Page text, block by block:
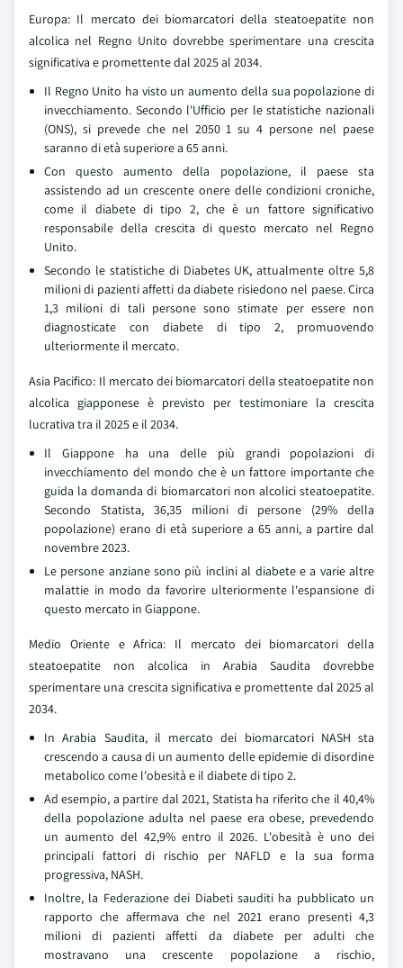
Europa: Il mercato dei biomarcatori della steatoepatite non
alcolica nel Regno Unito dovrebbe sperimentare una crescita
significativa e promettente dal 2025 al 2034.
Il Regno Unito ha visto un aumento della sua popolazione di
invecchiamento. Secondo l'Ufficio per le statistiche nazionali
(ONS), si prevede che nel 2050 1 su 4 persone nel paese
saranno di età superiore a 65 anni.
Con questo aumento della popolazione, il paese sta
assistendo ad un crescente onere delle condizioni croniche,
come il diabete di tipo 2, che è un fattore significativo
responsabile della crescita di questo mercato nel Regno
Unito.
Secondo le statistiche di Diabetes UK, attualmente oltre 5,8
milioni di pazienti affetti da diabete risiedono nel paese. Circa
1,3 milioni di tali persone sono stimate per essere non
diagnosticate con diabete di tipo 2, promuovendo
ulteriormente il mercato.
Asia Pacifico: Il mercato dei biomarcatori della steatoepatite non
alcolica giapponese è previsto per testimoniare la crescita
lucrativa tra il 2025 e il 2034.
Il Giappone ha una delle più grandi popolazioni di
invecchiamento del mondo che è un fattore importante che
guida la domanda di biomarcatori non alcolici steatoepatite.
Secondo Statista, 36,35 milioni di persone (29% della
popolazione) erano di età superiore a 65 anni, a partire dal
novembre 2023.
Le persone anziane sono più inclini al diabete e a varie altre
malattie in modo da favorire ulteriormente l'espansione di
questo mercato in Giappone.
Medio Oriente e Africa: Il mercato dei biomarcatori della
steatoepatite non alcolica in Arabia Saudita dovrebbe
sperimentare una crescita significativa e promettente dal 2025 al
2034.
In Arabia Saudita, il mercato dei biomarcatori NASH sta
crescendo a causa di un aumento delle epidemie di disordine
metabolico come l'obesità e il diabete di tipo 2.
Ad esempio, a partire dal 2021, Statista ha riferito che il 40,4%
della popolazione adulta nel paese era obese, prevedendo
un aumento del 42,9% entro il 2026. L'obesità è uno dei
principali fattori di rischio per NAFLD e la sua forma
progressiva, NASH.
Inoltre, la Federazione dei Diabeti sauditi ha pubblicato un
rapporto che affermava che nel 2021 erano presenti 4,3
milioni di pazienti affetti da diabete per adulti che
mostravano una crescente popolazione a rischio,